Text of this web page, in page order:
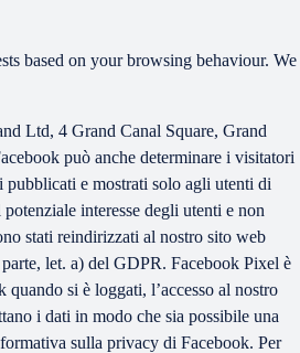
based on your browsing behaviour. We
Ltd, 4 Grand Canal Square, Grand
può anche determinare i visitatori
e mostrati solo agli utenti di
interesse degli utenti e non
stati reindirizzati al nostro sito web
let. a) del GDPR. Facebook Pixel è
si è loggati, l’accesso al nostro
i dati in modo che sia possibile una
sulla privacy di Facebook. Per